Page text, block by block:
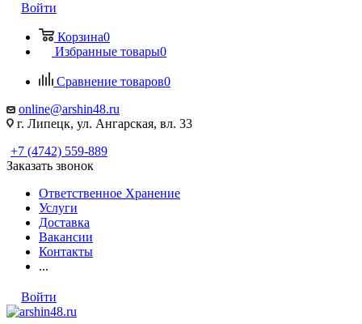
Войти
Корзина0
Избранные товары0
Сравнение товаров0
online@arshin48.ru
г. Липецк, ул. Ангарская, вл. 33
+7 (4742) 559-889
Заказать звонок
Ответственное Хранение
Услуги
Доставка
Вакансии
Контакты
...
Войти